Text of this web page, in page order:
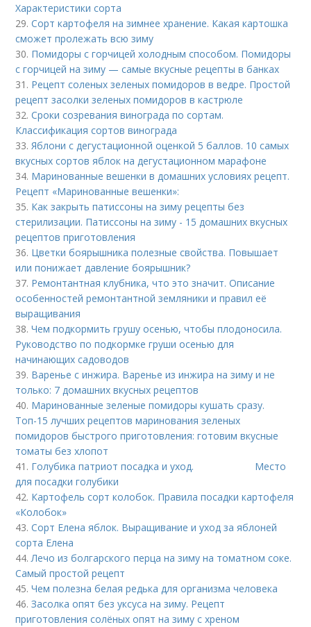
Характеристики сорта
29.Сорт картофеля на зимнее хранение. Какая картошка
сможет пролежать всю зиму
30. Помидоры с горчицей холодным способом. Помидоры
с горчицей на зиму — самые вкусные рецепты в банках
31. Рецепт соленых зеленых помидоров в ведре. Простой
рецепт засолки зеленых помидоров в кастрюле
32.Сроки созревания винограда по сортам.
Классификация сортов винограда
33.Яблони с дегустационной оценкой 5 баллов. 10 самых
вкусных сортов яблок на дегустационном марафоне
34. Маринованные вешенки в домашних условиях рецепт.
Рецепт «Маринованные вешенки»:
35. Как закрыть патиссоны на зиму рецепты без
стерилизации. Патиссоны на зиму - 15 домашних вкусных
рецептов приготовления
36. Цветки боярышника полезные свойства. Повышает
или понижает давление боярышник?
37. Ремонтантная клубника, что это значит. Описание
особенностей ремонтантной земляники и правил её
выращивания
38.Чем подкормить грушу осенью, чтобы плодоносила.
Руководство по подкормке груши осенью для
начинающих садоводов
39. Варенье с инжира. Варенье из инжира на зиму и не
только: 7 домашних вкусных рецептов
40. Маринованные зеленые помидоры кушать сразу.
Топ-15 лучших рецептов маринования зеленых
помидоров быстрого приготовления: готовим вкусные
томаты без хлопот
41. Голубика патриот посадка и уход. Место
для посадки голубики
42. Картофель сорт колобок. Правила посадки картофеля
«Колобок»
43.Сорт Елена яблок. Выращивание и уход за яблоней
сорта Елена
44.Лечо из болгарского перца на зиму на томатном соке.
Самый простой рецепт
45.Чем полезна белая редька для организма человека
46.Засолка опят без уксуса на зиму. Рецепт
приготовления солёных опят на зиму с хреном